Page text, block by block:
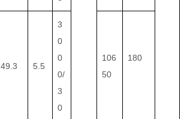
49.3 5.5
3
0
0
0/
3
0
106
50
180